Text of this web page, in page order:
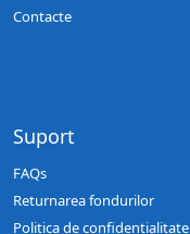
Contacte
Suport
FAQs
Returnarea fondurilor
Politica de confidențialitate